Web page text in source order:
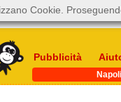
Pubblicità
Napoli
Cookie.